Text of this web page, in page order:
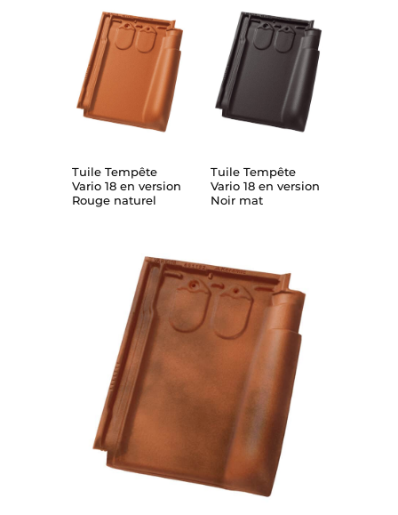
Tuile Tempête
Vario 18 en version
Rouge naturel
Tuile Tempête
Vario 18 en version
Noir mat